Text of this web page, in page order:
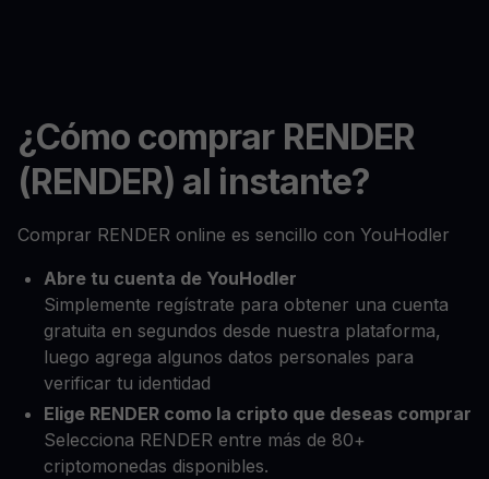
¿Cómo comprar RENDER
(RENDER) al instante?
Comprar RENDER online es sencillo con YouHodler
Abre tu cuenta de YouHodler
Simplemente regístrate para obtener una cuenta
gratuita en segundos desde nuestra plataforma,
luego agrega algunos datos personales para
verificar tu identidad
Elige RENDER como la cripto que deseas comprar
Selecciona RENDER entre más de 80+
criptomonedas disponibles.